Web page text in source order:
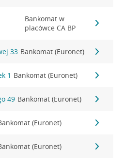
Bankomat w
placówce CA BP
33 Bankomat (Euronet)
1 Bankomat (Euronet)
49 Bankomat (Euronet)
(Euronet)
(Euronet)